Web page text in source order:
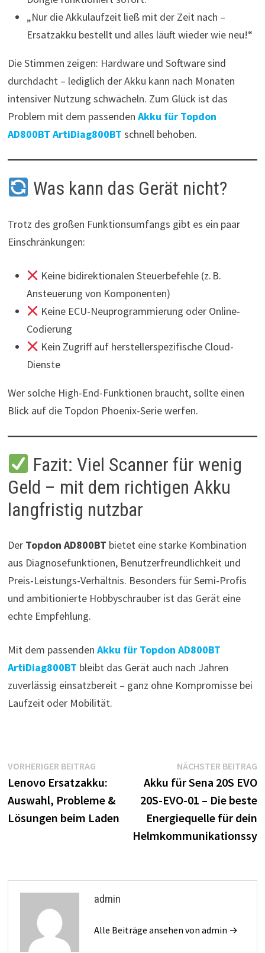
„Nur die Akkulaufzeit ließ mit der Zeit nach –
Ersatzakku bestellt und alles läuft wieder wie neu!“
Die Stimmen zeigen: Hardware und Software sind
durchdacht – lediglich der Akku kann nach Monaten
intensiver Nutzung schwächeln. Zum Glück ist das
Problem mit dem passenden Akku für Topdon
AD800BT ArtiDiag800BT schnell behoben.
Was kann das Gerät nicht?
Trotz des großen Funktionsumfangs gibt es ein paar
Einschränkungen:
Keine bidirektionalen Steuerbefehle (z. B.
Ansteuerung von Komponenten)
Keine ECU-Neuprogrammierung oder Online-
Codierung
Kein Zugriff auf herstellerspezifische Cloud-
Dienste
Wer solche High-End-Funktionen braucht, sollte einen
Blick auf die Topdon Phoenix-Serie werfen.
Fazit: Viel Scanner für wenig
Geld – mit dem richtigen Akku
langfristig nutzbar
Der Topdon AD800BT bietet eine starke Kombination
aus Diagnosefunktionen, Benutzerfreundlichkeit und
Preis-Leistungs-Verhältnis. Besonders für Semi-Profis
und ambitionierte Hobbyschrauber ist das Gerät eine
echte Empfehlung.
Mit dem passenden Akku für Topdon AD800BT
ArtiDiag800BT bleibt das Gerät auch nach Jahren
zuverlässig einsatzbereit – ganz ohne Kompromisse bei
Laufzeit oder Mobilität.
Beitragsnavigation
VORHERIGER BEITRAGVorheriger
Beitrag:
Lenovo Ersatzakku:
Auswahl, Probleme &
Lösungen beim Laden
NÄCHSTER BEITRAG
Akku für Sena 20S EVO
20S-EVO-01 – Die beste
Energiequelle für dein
admin
Alle Beiträge ansehen von admin →